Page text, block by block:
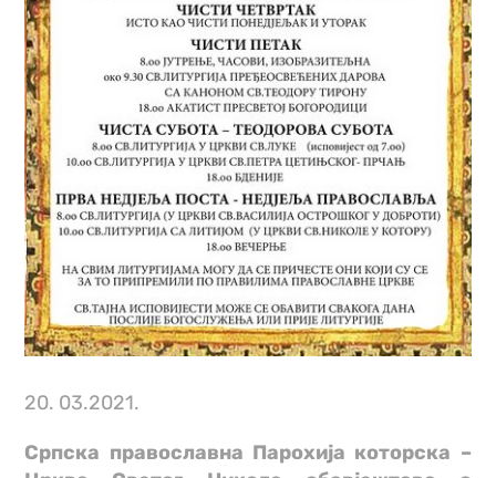
20. 03.2021.
Српска православна Парохија которска –